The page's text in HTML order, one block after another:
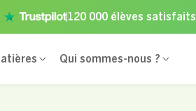
120 000 élèves satisfaits
Qui sommes-nous ?